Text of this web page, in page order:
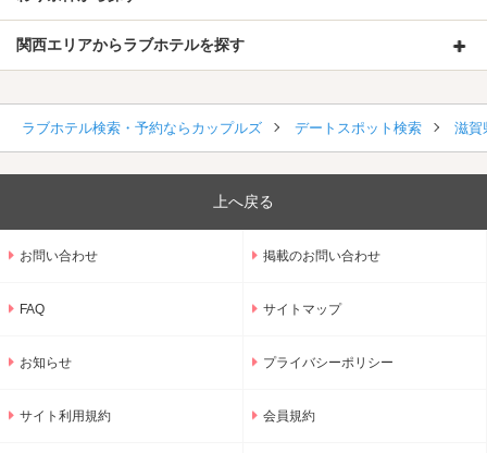
関西エリアからラブホテルを探す
ラブホテル検索・予約ならカップルズ デートスポット検索 滋賀
上へ戻る
お問い合わせ 掲載のお問い合わせ
FAQ サイトマップ
お知らせ プライバシーポリシー
サイト利用規約 会員規約